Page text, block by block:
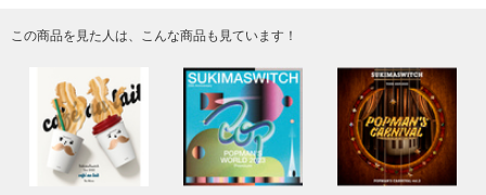
この商品を見た人は、こんな商品も見ています！